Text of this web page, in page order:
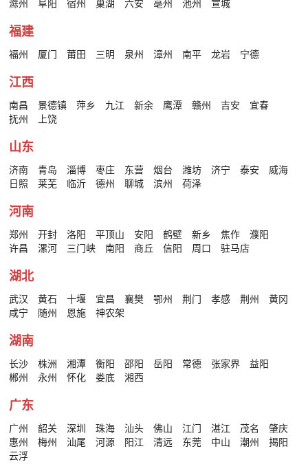
滁州
阜阳 宿州 巢湖 六安 亳州 池州 宣城
福建
福州 厦门 莆田 三明 泉州 漳州 南平 龙岩 宁德
江西
南昌 景德镇 萍乡 九江 新余 鹰潭 赣州 吉安
宜春
抚州
上饶
山东
济南 青岛 淄博 枣庄 东营 烟台 潍坊 济宁 泰安
威海
日照
莱芜 临沂 德州 聊城 滨州 荷泽
河南
郑州 开封 洛阳 平顶山 安阳 鹤壁 新乡 焦作
濮阳
许昌
漯河 三门峡 南阳 商丘 信阳 周口 驻马店
湖北
武汉 黄石 十堰 宜昌 襄樊 鄂州 荆门 孝感 荆州
黄冈
咸宁
随州 恩施 神农架
湖南
长沙 株洲 湘潭 衡阳 邵阳 岳阳 常德 张家界
益阳
郴州
永州 怀化 娄底 湘西
广东
广州 韶关 深圳 珠海 汕头 佛山 江门 湛江 茂名
肇庆
惠州
梅州 汕尾 河源 阳江 清远 东莞 中山 潮州
揭阳
云浮